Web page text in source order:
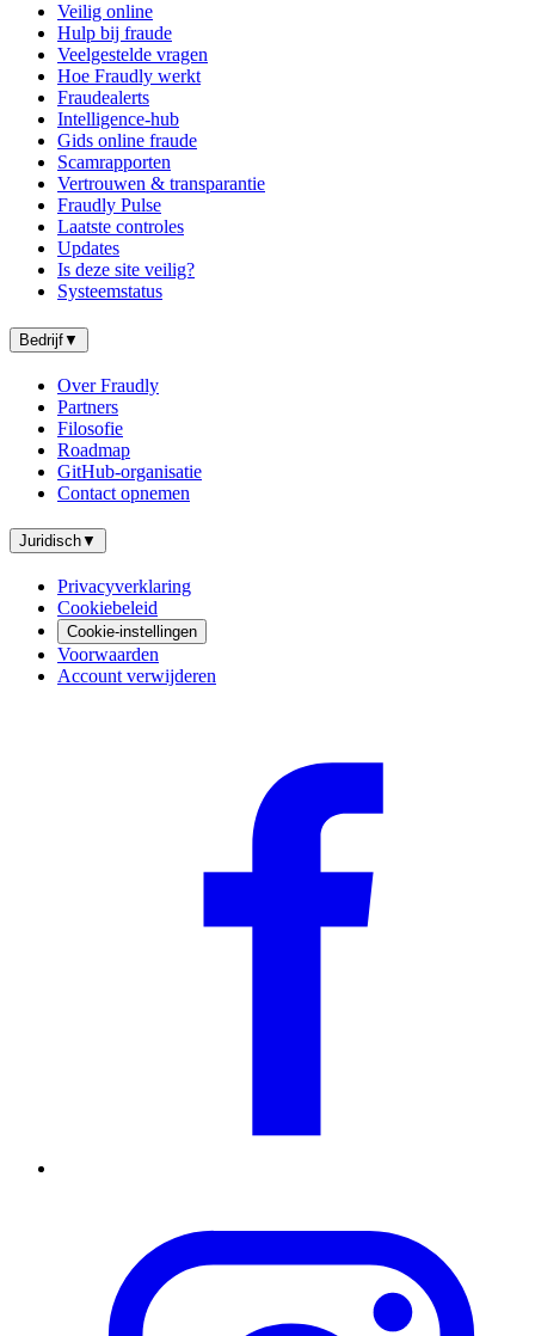
Veilig online
Hulp bij fraude
Veelgestelde vragen
Hoe Fraudly werkt
Fraudealerts
Intelligence-hub
Gids online fraude
Scamrapporten
Vertrouwen & transparantie
Fraudly Pulse
Laatste controles
Updates
Is deze site veilig?
Systeemstatus
Bedrijf▼
Over Fraudly
Partners
Filosofie
Roadmap
GitHub-organisatie
Contact opnemen
Juridisch▼
Privacyverklaring
Cookiebeleid
Cookie-instellingen
Voorwaarden
Account verwijderen